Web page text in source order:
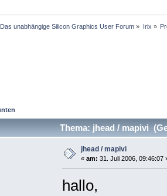
unabhängige Silicon Graphics User Forum » Irix »
Thema: jhead / mapivi
jhead / mapivi
« am: 31. Juli 2006, 09:46:07
hallo,